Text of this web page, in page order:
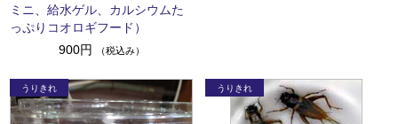
ミニ、給水ゲル、カルシウムた
っぷりコオロギフード）
900円
（税込み）